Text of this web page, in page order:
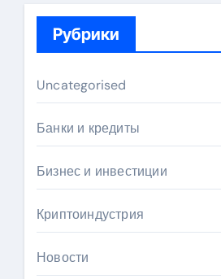
Рубрики
Uncategorised
Банки и кредиты
Бизнес и инвестиции
Криптоиндустрия
Новости